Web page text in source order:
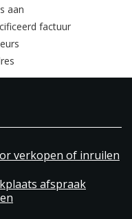
aan
factuur
verkopen of inruilen
afspraak